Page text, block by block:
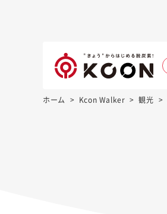
ホーム > Kcon Walker > 観光 >